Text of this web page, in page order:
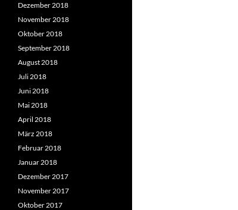
Dezember 2018
November 2018
Oktober 2018
September 2018
August 2018
Juli 2018
Juni 2018
Mai 2018
April 2018
März 2018
Februar 2018
Januar 2018
Dezember 2017
November 2017
Oktober 2017